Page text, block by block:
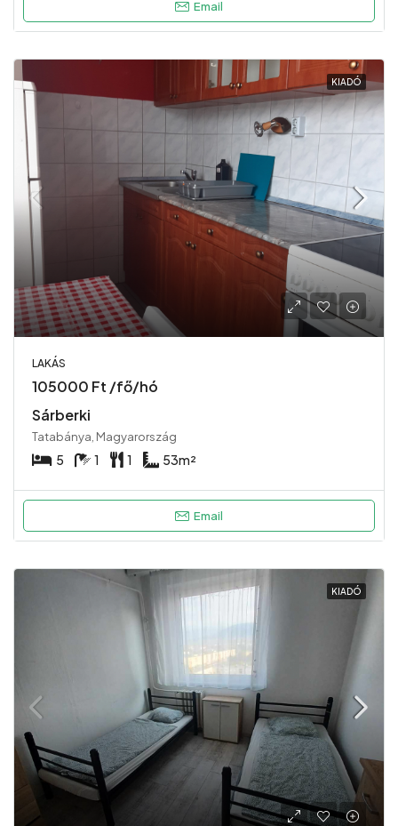
Email
KIADÓ
LAKÁS
105000 Ft /fő/hó
Sárberki
Tatabánya, Magyarország
5 1 1 53m²
Email
KIADÓ